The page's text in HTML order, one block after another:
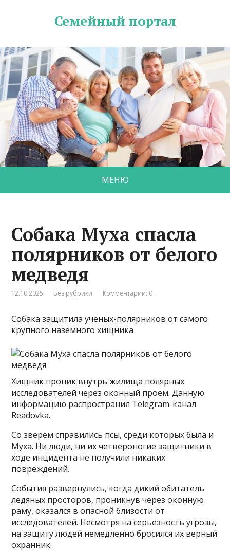
Семейный портал
МЕНЮ
Собака Муха спасла
полярников от белого
медведя
12.10.2025 Без рубрики Комментарии: 0
Собака защитила ученых-полярников от самого
крупного наземного хищника
Хищник проник внутрь жилища полярных
исследователей через оконный проем. Данную
информацию распространил Telegram-канал
Readovka.
Со зверем справились псы, среди которых была и
Муха. Ни люди, ни их четвероногие защитники в
ходе инцидента не получили никаких
повреждений.
События развернулись, когда дикий обитатель
ледяных просторов, проникнув через оконную
раму, оказался в опасной близости от
исследователей. Несмотря на серьезность угрозы,
на защиту людей немедленно бросился их верный
охранник.